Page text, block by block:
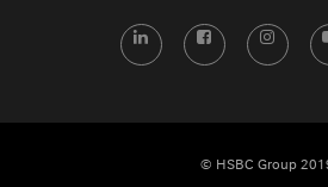
LinkedIn Facebook
© HSBC Group